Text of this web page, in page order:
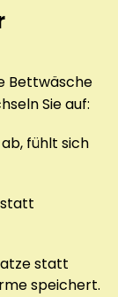
Bettwäsche
Sie auf:
fühlt sich
statt
speichert.